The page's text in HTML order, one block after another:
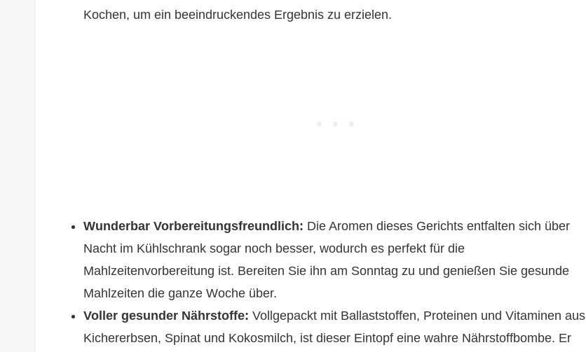
Kochen, um ein beeindruckendes Ergebnis zu erzielen.
Wunderbar Vorbereitungsfreundlich: Die Aromen dieses Gerichts entfalten sich über
Nacht im Kühlschrank sogar noch besser, wodurch es perfekt für die
Mahlzeitenvorbereitung ist. Bereiten Sie ihn am Sonntag zu und genießen Sie gesunde
Mahlzeiten die ganze Woche über.
Voller gesunder Nährstoffe: Vollgepackt mit Ballaststoffen, Proteinen und Vitaminen aus
Kichererbsen, Spinat und Kokosmilch, ist dieser Eintopf eine wahre Nährstoffbombe. Er